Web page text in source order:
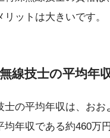
ットは大きいです。
線技士の平均年
士の平均年収は、お
年収である約460万